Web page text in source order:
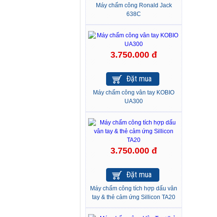
Máy chấm công Ronald Jack
638C
3.750.000 đ
Đặt mua
Máy chấm công vân tay KOBIO
UA300
3.750.000 đ
Đặt mua
Máy chấm công tích hợp dấu vân
tay & thẻ cảm ứng Sillicon TA20